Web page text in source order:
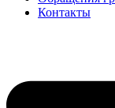
Контакты